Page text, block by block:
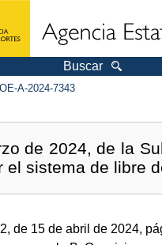
Buscar
A-2024-7343
de 2024, de la
el sistema de libre
de 15 de abril de 2024,